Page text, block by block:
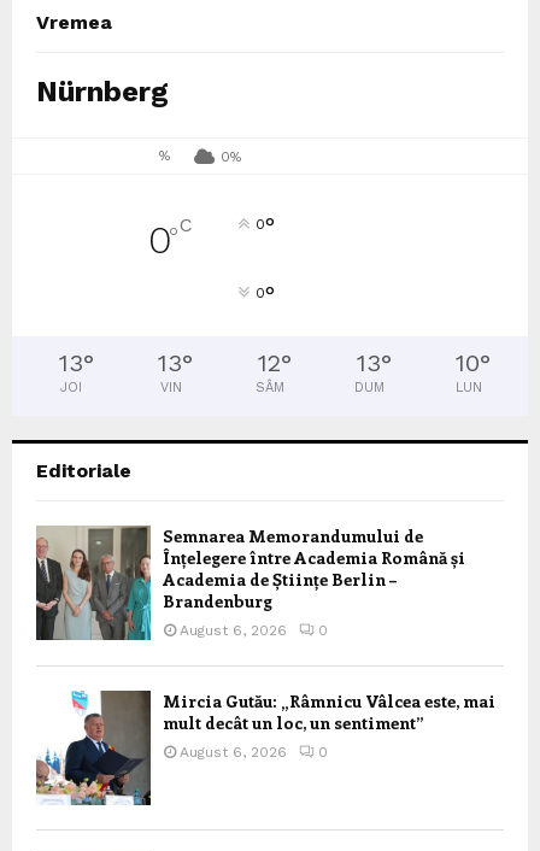
Vremea
Nürnberg
% 0%
0°C 0°
0°
13°
JOI
13°
VIN
12°
SÂM
13°
DUM
10°
LUN
Editoriale
Semnarea Memorandumului de
Înțelegere între Academia Română și
Academia de Științe Berlin –
Brandenburg
August 6, 2026 0
Mircia Gutău: „Râmnicu Vâlcea este, mai
mult decât un loc, un sentiment”
August 6, 2026 0